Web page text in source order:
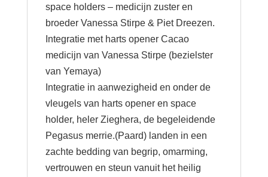
space holders – medicijn zuster en
broeder Vanessa Stirpe & Piet Dreezen.
Integratie met harts opener Cacao
medicijn van Vanessa Stirpe (bezielster
van Yemaya)
Integratie in aanwezigheid en onder de
vleugels van harts opener en space
holder, heler Zieghera, de begeleidende
Pegasus merrie.(Paard) landen in een
zachte bedding van begrip, omarming,
vertrouwen en steun vanuit het heilig